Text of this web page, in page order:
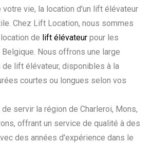
vie, la location d'un lift élévateur
Chez Lift Location, nous sommes
de lift élévateur pour les
Nous offrons une large
lift élévateur, disponibles à la
courtes ou longues selon vos
servir la région de Charleroi, Mons,
offrant un service de qualité à des
des années d'expérience dans le